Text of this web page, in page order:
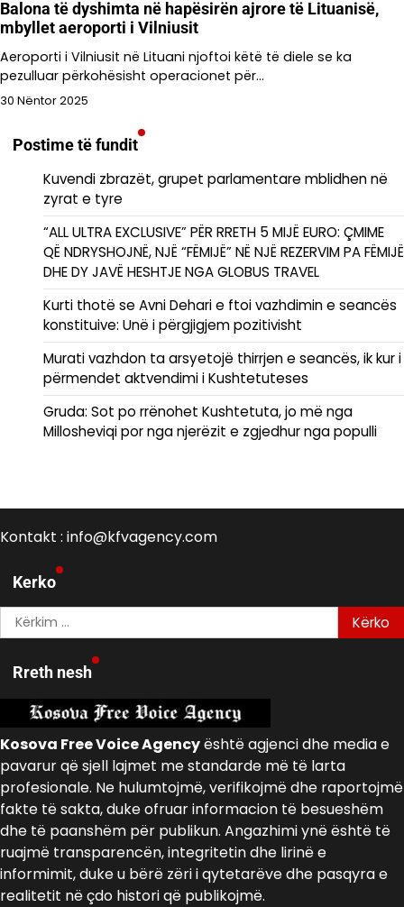
Balona të dyshimta në hapësirën ajrore të Lituanisë,
mbyllet aeroporti i Vilniusit
Aeroporti i Vilniusit në Lituani njoftoi këtë të diele se ka
pezulluar përkohësisht operacionet për…
30 Nëntor 2025
Postime të fundit
Kuvendi zbrazët, grupet parlamentare mblidhen në
zyrat e tyre
“ALL ULTRA EXCLUSIVE” PËR RRETH 5 MIJË EURO: ÇMIME
QË NDRYSHOJNË, NJË “FËMIJË” NË NJË REZERVIM PA FËMIJË
DHE DY JAVË HESHTJE NGA GLOBUS TRAVEL
Kurti thotë se Avni Dehari e ftoi vazhdimin e seancës
konstituive: Unë i përgjigjem pozitivisht
Murati vazhdon ta arsyetojë thirrjen e seancës, ik kur i
përmendet aktvendimi i Kushtetuteses
Gruda: Sot po rrënohet Kushtetuta, jo më nga
Millosheviqi por nga njerëzit e zgjedhur nga populli
Kontakt : info@kfvagency.com
Kerko
Kërko
për:
Rreth nesh
Kosova Free Voice Agencyështë agjenci dhe media e
pavarur që sjell lajmet me standarde më të larta
profesionale. Ne hulumtojmë, verifikojmë dhe raportojmë
fakte të sakta, duke ofruar informacion të besueshëm
dhe të paanshëm për publikun. Angazhimi ynë është të
ruajmë transparencën, integritetin dhe lirinë e
informimit, duke u bërë zëri i qytetarëve dhe pasqyra e
realitetit në çdo histori që publikojmë.